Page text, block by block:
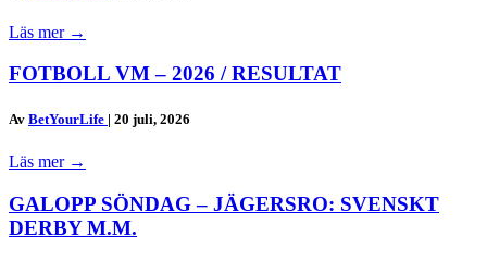
Läs mer →
FOTBOLL VM – 2026 / RESULTAT
Av BetYourLife | 20 juli, 2026
Läs mer →
GALOPP SÖNDAG – JÄGERSRO: SVENSKT
DERBY M.M.